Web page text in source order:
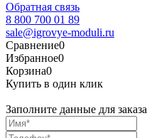
Обратная связь
8 800 700 01 89
sale@igrovye-moduli.ru
Сравнение0
Избранное0
Корзина0
Купить в один клик
Заполните данные для заказа